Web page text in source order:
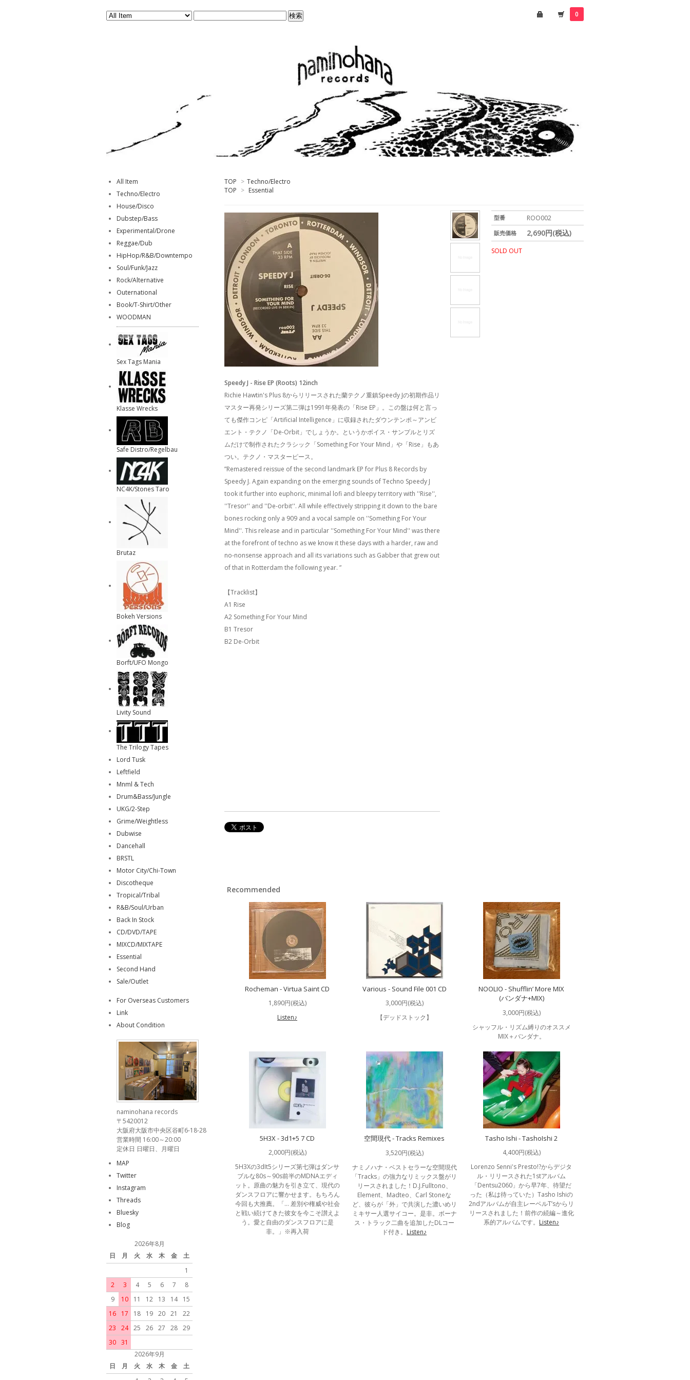
0
TOP > Techno/Electro
TOP > Essential
型番 ROO002
販売価格 2,690円(税込)
SOLD OUT
Speedy J - Rise EP (Roots) 12inch
Richie Hawtin's Plus 8からリリースされた蘭テクノ重鎮Speedy Jの初期作品リ
マスター再発シリーズ第二弾は1991年発表の「Rise EP」。この盤は何と言っ
ても傑作コンピ「Artificial Intelligence」に収録されたダウンテンポ～アンビ
エント・テクノ「De-Orbit」でしょうか。というかボイス・サンプルとリズ
ムだけで制作されたクラシック「Something For Your Mind」や「Rise」もあ
つい。テクノ・マスターピース。
”Remastered reissue of the second landmark EP for Plus 8 Records by
Speedy J. Again expanding on the emerging sounds of Techno Speedy J
took it further into euphoric, minimal lofi and bleepy territory with ''Rise'',
''Tresor'' and ''De-orbit''. All while effectively stripping it down to the bare
bones rocking only a 909 and a vocal sample on ''Something For Your
Mind''. This release and in particular ''Something For Your Mind'' was there
at the forefront of techno as we know it these days with a harder, raw and
no-nonsense approach and all its variations such as Gabber that grew out
of that in Rotterdam the following year. ”
【Tracklist】
A1 Rise
A2 Something For Your Mind
B1 Tresor
B2 De-Orbit
Recommended
Rocheman - Virtua Saint CD
1,890円(税込)
Listen♪
Various - Sound File 001 CD
3,000円(税込)
【デッドストック】
NOOLIO - Shufflin’ More MIX
(バンダナ+MIX)
3,000円(税込)
シャッフル・リズム縛りのオススメ
MIX＋バンダナ。
5H3X - 3d1+5 7 CD
2,000円(税込)
5H3Xの3dIt5シリーズ第七弾はダンサ
ブルな80s～90s前半のMDNAエディ
ット。原曲の魅力を引き立て、現代の
ダンスフロアに響かせます。もちろん
今回も大推薦。「… 差別や権威や社会
と戦い続けてきた彼女を今こそ讃えよ
う。愛と自由のダンスフロアに是
非。」※再入荷
空間現代 - Tracks Remixes
3,520円(税込)
ナミノハナ・ベストセラーな空間現代
「Tracks」の強力なリミックス盤がリ
リースされました！D.J.Fulltono、
Element、Madteo、Carl Stoneな
ど、彼らが「外」で共演した濃いめリ
ミキサー人選サイコー。是非。ボーナ
ス・トラック二曲を追加したDLコー
ド付き。 Listen♪
Tasho Ishi - TashoIshi 2
4,400円(税込)
Lorenzo Senni's Presto!?からデジタ
ル・リリースされた1stアルバム
「Dentsu2060」から早7年、待望だ
った（私は待っていた）Tasho Ishiの
2ndアルバムが自主レーベルT’sからリ
リースされました！前作の続編～進化
系的アルバムです。 Listen♪
All Item
Techno/Electro
House/Disco
Dubstep/Bass
Experimental/Drone
Reggae/Dub
HipHop/R&B/Downtempo
Soul/Funk/Jazz
Rock/Alternative
Outernational
Book/T-Shirt/Other
WOODMAN
Sex Tags Mania
Klasse Wrecks
Safe Distro/Regelbau
NC4K/Stones Taro
Brutaz
Bokeh Versions
Borft/UFO Mongo
Livity Sound
The Trilogy Tapes
Lord Tusk
Leftfield
Mnml & Tech
Drum&Bass/Jungle
UKG/2-Step
Grime/Weightless
Dubwise
Dancehall
BRSTL
Motor City/Chi-Town
Discotheque
Tropical/Tribal
R&B/Soul/Urban
Back In Stock
CD/DVD/TAPE
MIXCD/MIXTAPE
Essential
Second Hand
Sale/Outlet
For Overseas Customers
Link
About Condition
naminohana records
〒5420012
大阪府大阪市中央区谷町6-18-28
営業時間 16:00～20:00
定休日 日曜日、月曜日
MAP
Twitter
Instagram
Threads
Bluesky
Blog
2026年8月
日
月 火 水 木 金
土
1
2
3 4 5 6 7
8
9
10 11 12 13 14
15
16
17 18 19 20 21
22
23
24 25 26 27 28 29
30 31
2026年9月
日
月 火 水 木 金
土